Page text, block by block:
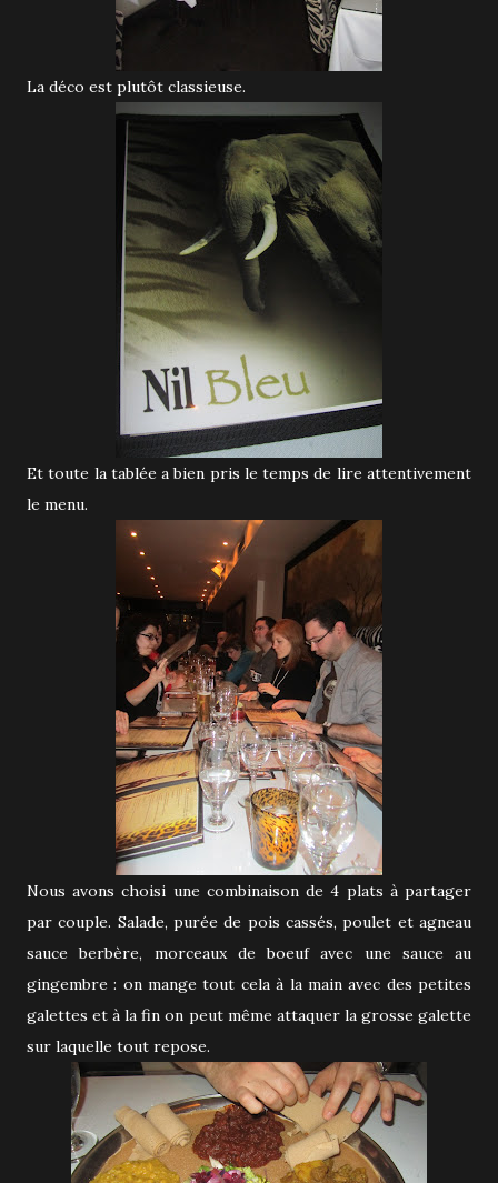
La déco est plutôt classieuse.
Et toute la tablée a bien pris le temps de lire attentivement
le menu.
Nous avons choisi une combinaison de 4 plats à partager
par couple. Salade, purée de pois cassés, poulet et agneau
sauce berbère, morceaux de boeuf avec une sauce au
gingembre : on mange tout cela à la main avec des petites
galettes et à la fin on peut même attaquer la grosse galette
sur laquelle tout repose.